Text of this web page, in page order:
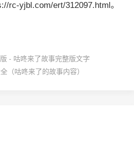
rc-yjbl.com/ert/312097.html。
- 咕咚来了故事完整版文字
（咕咚来了的故事内容）